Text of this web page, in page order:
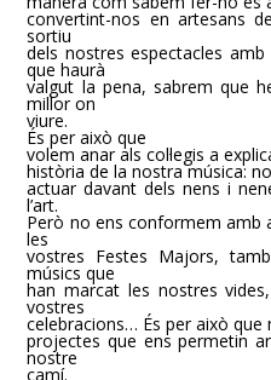
convertint-nos en artesans
sortiu
dels nostres espectacles
que haurà
valgut la pena, sabrem que
millor on
viure.
És per això que
volem anar als col·legis a
història de la nostra música:
actuar davant dels nens i
l’art.
Però no ens conformem amb
les
vostres Festes Majors,
músics que
han marcat les nostres
vostres
celebracions… És per això
projectes que ens permetin
nostre
camí.